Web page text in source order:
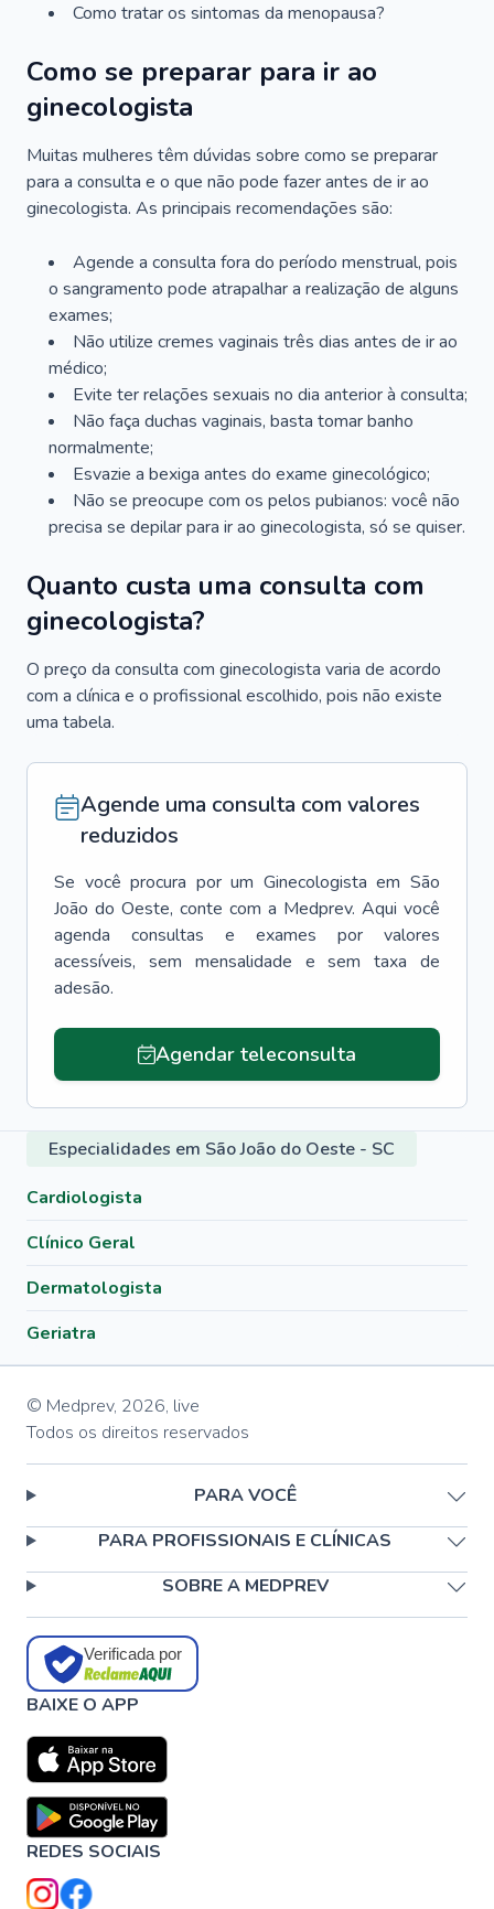
Como tratar os sintomas da menopausa?
Como se preparar para ir ao
ginecologista
Muitas mulheres têm dúvidas sobre como se preparar
para a consulta e o que não pode fazer antes de ir ao
ginecologista. As principais recomendações são:
Agende a consulta fora do período menstrual, pois
o sangramento pode atrapalhar a realização de alguns
exames;
Não utilize cremes vaginais três dias antes de ir ao
médico;
Evite ter relações sexuais no dia anterior à consulta;
Não faça duchas vaginais, basta tomar banho
normalmente;
Esvazie a bexiga antes do exame ginecológico;
Não se preocupe com os pelos pubianos: você não
precisa se depilar para ir ao ginecologista, só se quiser.
Quanto custa uma consulta com
ginecologista?
O preço da consulta com ginecologista varia de acordo
com a clínica e o profissional escolhido, pois não existe
uma tabela.
Agende uma consulta com valores
reduzidos
Se você procura por um Ginecologista em São
João do Oeste, conte com a Medprev. Aqui você
agenda consultas e exames por valores
acessíveis, sem mensalidade e sem taxa de
adesão.
Agendar teleconsulta
Especialidades em São João do Oeste - SC
Cardiologista
Clínico Geral
Dermatologista
Geriatra
© Medprev, 2026, live
Todos os direitos reservados
PARA VOCÊ
PARA PROFISSIONAIS E CLÍNICAS
SOBRE A MEDPREV
Verificada por
BAIXE O APP
REDES SOCIAIS